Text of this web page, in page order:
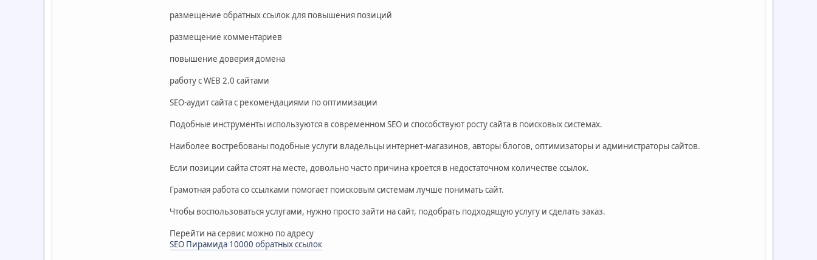
размещение обратных ссылок для повышения позиций
размещение комментариев
повышение доверия домена
работу с WEB 2.0 сайтами
SEO-аудит сайта с рекомендациями по оптимизации
Подобные инструменты используются в современном SEO и способствуют росту сайта в поисковых системах.
Наиболее востребованы подобные услуги владельцы интернет-магазинов, авторы блогов, оптимизаторы и администраторы сайтов.
Если позиции сайта стоят на месте, довольно часто причина кроется в недостаточном количестве ссылок.
Грамотная работа со ссылками помогает поисковым системам лучше понимать сайт.
Чтобы воспользоваться услугами, нужно просто зайти на сайт, подобрать подходящую услугу и сделать заказ.
Перейти на сервис можно по адресу
SEO Пирамида 10000 обратных ссылок